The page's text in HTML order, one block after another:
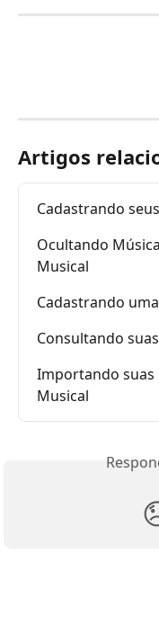
Artigos
Cadastrando
Ocultando
Musical
Cadastrando
Consultando
Importando suas
Musical